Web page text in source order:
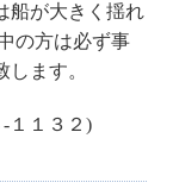
船が大きく揺れ
の方は必ず事
ます。
１１３２)